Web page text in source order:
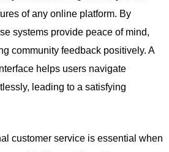
of any online platform. By
systems provide peace of mind,
community feedback positively. A
helps users navigate
leading to a satisfying
customer service is essential when